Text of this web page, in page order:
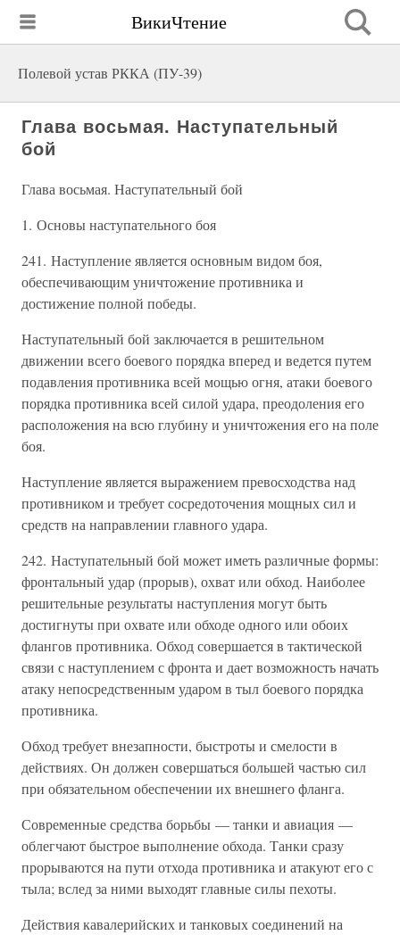
ВикиЧтение
Полевой устав РККА (ПУ-39)
Глава восьмая. Наступательный
бой
Глава восьмая. Наступательный бой
1. Основы наступательного боя
241. Наступление является основным видом боя,
обеспечивающим уничтожение противника и
достижение полной победы.
Наступательный бой заключается в решительном
движении всего боевого порядка вперед и ведется путем
подавления противника всей мощью огня, атаки боевого
порядка противника всей силой удара, преодоления его
расположения на всю глубину и уничтожения его на поле
боя.
Наступление является выражением превосходства над
противником и требует сосредоточения мощных сил и
средств на направлении главного удара.
242. Наступательный бой может иметь различные формы:
фронтальный удар (прорыв), охват или обход. Наиболее
решительные результаты наступления могут быть
достигнуты при охвате или обходе одного или обоих
флангов противника. Обход совершается в тактической
связи с наступлением с фронта и дает возможность начать
атаку непосредственным ударом в тыл боевого порядка
противника.
Обход требует внезапности, быстроты и смелости в
действиях. Он должен совершаться большей частью сил
при обязательном обеспечении их внешнего фланга.
Современные средства борьбы — танки и авиация —
облегчают быстрое выполнение обхода. Танки сразу
прорываются на пути отхода противника и атакуют его с
тыла; вслед за ними выходят главные силы пехоты.
Действия кавалерийских и танковых соединений на